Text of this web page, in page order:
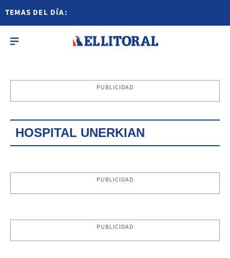
TEMAS DEL DÍA:
PUBLICIDAD
HOSPITAL UNERKIAN
PUBLICIDAD
PUBLICIDAD